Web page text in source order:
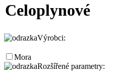
Celoplynové
Výrobci:
Mora
Rozšířené parametry: